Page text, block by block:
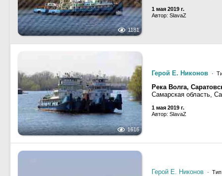
1181
1 мая 2019 г.
Автор: SlavaZ
1616
Герой Е. Никонов ·
Река Волга,
Самарская область,
1 мая 2019 г.
Автор: SlavaZ
Герой Е. Никонов ·